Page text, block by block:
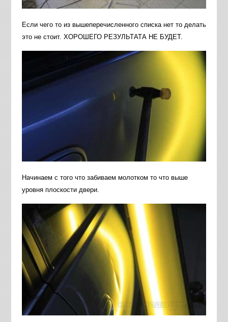
Если чего то из вышеперечисленного списка нет то делать
это не стоит. ХОРОШЕГО РЕЗУЛЬТАТА НЕ БУДЕТ.
Начинаем с того что забиваем молотком то что выше
уровня плоскости двери.